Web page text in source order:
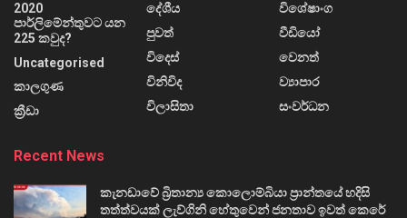
2020
පාර්ලිමේන්තුවට යන
225 කවුද?
Uncategorised
කාලගුණ
ක්‍රීඩා
දේශීය
පුවත්
විදෙස්
විනිවිද
විලාසිතා
විශේෂාංග
වීඩියෝ
වෙනත්
ව්‍යාපාර
සංවර්ධන
Recent News
කැනඩාවේ බ්‍රිතාන්‍ය කොලොම්බියා ප්‍රාන්තයේ හදිසි
තත්ත්වයක් ලැව්ගිනි හේතුවෙන් ජනතාව ඉවත් කෙරේ